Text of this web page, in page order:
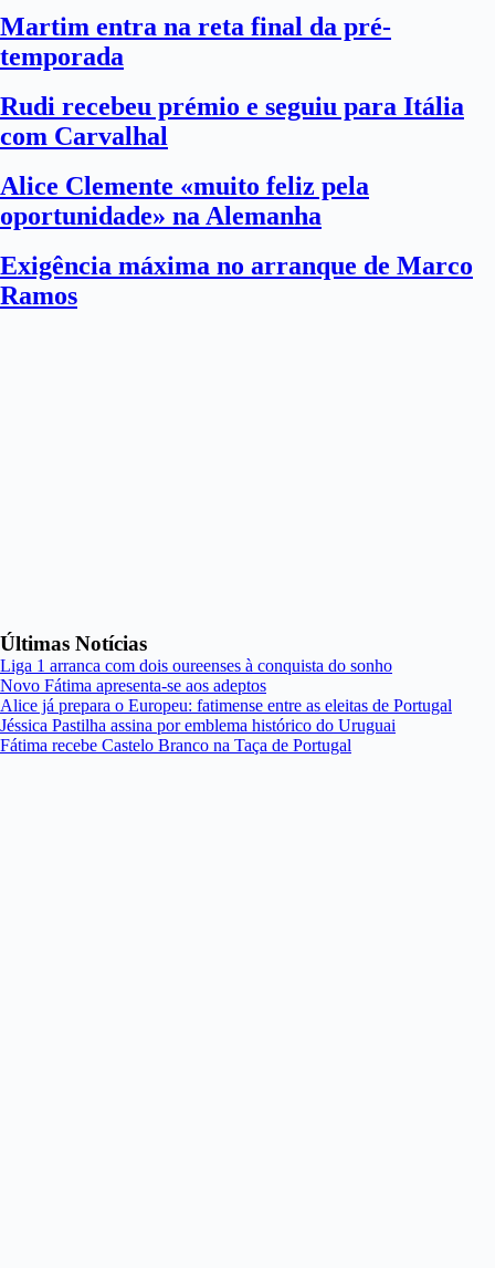
Martim entra na reta final da pré-
temporada
Rudi recebeu prémio e seguiu para Itália
com Carvalhal
Alice Clemente «muito feliz pela
oportunidade» na Alemanha
Exigência máxima no arranque de Marco
Ramos
Últimas Notícias
Liga 1 arranca com dois oureenses à conquista do sonho
Novo Fátima apresenta-se aos adeptos
Alice já prepara o Europeu: fatimense entre as eleitas de Portugal
Jéssica Pastilha assina por emblema histórico do Uruguai
Fátima recebe Castelo Branco na Taça de Portugal